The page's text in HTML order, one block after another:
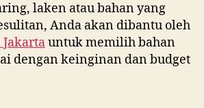
laken atau bahan yang
Anda akan dibantu oleh
untuk memilih bahan
dengan keinginan dan budget